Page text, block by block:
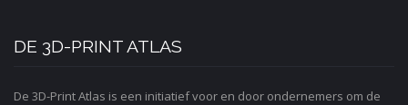
DE 3D-PRINT ATLAS
De 3D-Print Atlas is een initiatief voor en door ondernemers om de